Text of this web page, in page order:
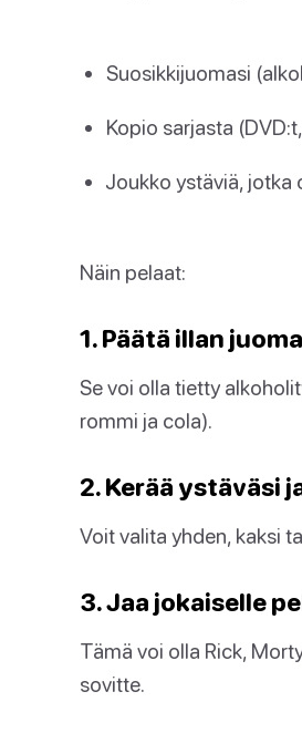
Suosikkijuomasi
Kopio sarjasta
Joukko ystäviä, jotka
Näin pelaat:
1. Päätä illan
Se voi olla tietty
rommi ja cola).
2. Kerää ystäväsi
Voit valita yhden, kaksi
3. Jaa jokaiselle
Tämä voi olla Rick,
sovitte.